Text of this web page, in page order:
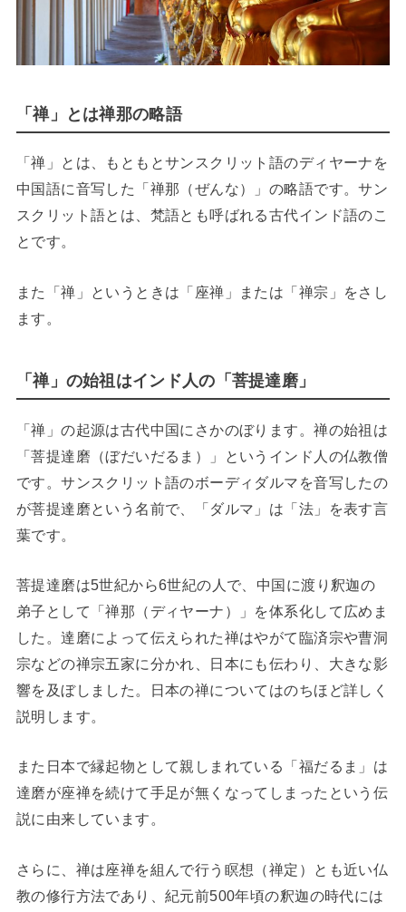
「禅」とは禅那の略語
「禅」とは、もともとサンスクリット語のディヤーナを
中国語に音写した「禅那（ぜんな）」の略語です。サン
スクリット語とは、梵語とも呼ばれる古代インド語のこ
とです。
また「禅」というときは「座禅」または「禅宗」をさし
ます。
「禅」の始祖はインド人の「菩提達磨」
「禅」の起源は古代中国にさかのぼります。禅の始祖は
「菩提達磨（ぼだいだるま）」というインド人の仏教僧
です。サンスクリット語のボーディダルマを音写したの
が菩提達磨という名前で、「ダルマ」は「法」を表す言
葉です。
菩提達磨は5世紀から6世紀の人で、中国に渡り釈迦の
弟子として「禅那（ディヤーナ）」を体系化して広めま
した。達磨によって伝えられた禅はやがて臨済宗や曹洞
宗などの禅宗五家に分かれ、日本にも伝わり、大きな影
響を及ぼしました。日本の禅についてはのちほど詳しく
説明します。
また日本で縁起物として親しまれている「福だるま」は
達磨が座禅を続けて手足が無くなってしまったという伝
説に由来しています。
さらに、禅は座禅を組んで行う瞑想（禅定）とも近い仏
教の修行方法であり、紀元前500年頃の釈迦の時代には